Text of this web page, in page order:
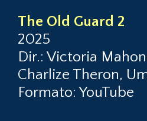
The Old Guard 2
2025
Dir.: Victoria
Charlize Theron,
Formato: YouTube